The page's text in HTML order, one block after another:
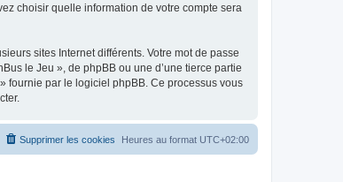
choisir quelle information de votre compte sera
sites Internet différents. Votre mot de passe
le Jeu », de phpBB ou une d’une tierce partie
fournie par le logiciel phpBB. Ce processus vous
Heures au format UTC+02:00
Supprimer les cookies